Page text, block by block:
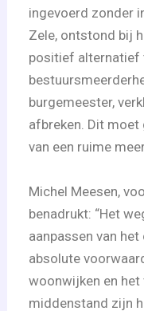
ingevoerd zonder
Zele, ontstond bij
positief alternatief
burgemeester,
afbreken. Dit
van een ruime
Michel Meesen,
benadrukt: “Het
aanpassen van
absolute
woonwijken en
middenstand zijn